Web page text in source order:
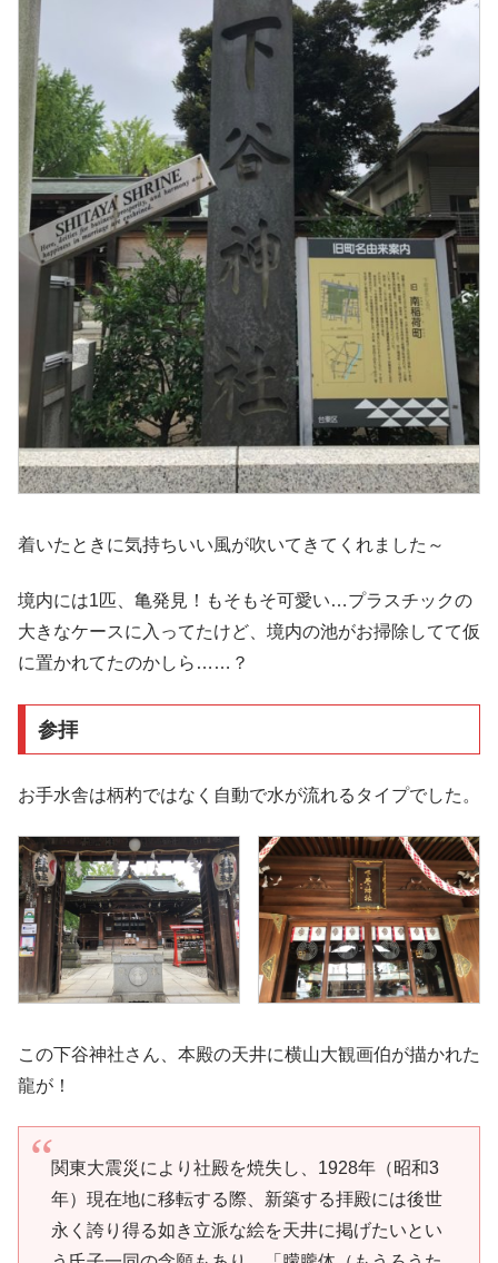
着いたときに気持ちいい風が吹いてきてくれました～
境内には1匹、亀発見！もそもそ可愛い…プラスチックの
大きなケースに入ってたけど、境内の池がお掃除してて仮
に置かれてたのかしら……？
参拝
お手水舎は柄杓ではなく自動で水が流れるタイプでした。
この下谷神社さん、本殿の天井に横山大観画伯が描かれた
龍が！
関東大震災により社殿を焼失し、1928年（昭和3
年）現在地に移転する際、新築する拝殿には後世
永く誇り得る如き立派な絵を天井に掲げたいとい